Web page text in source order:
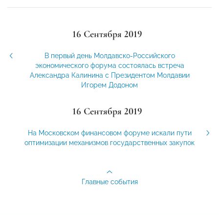
16 Сентября 2019
В первый день Молдавско-Российского
экономического форума состоялась встреча
Александра Калинина с Президентом Молдавии
Игорем Додоном
16 Сентября 2019
На Московском финансовом форуме искали пути
оптимизации механизмов государственных закупок
Главные события